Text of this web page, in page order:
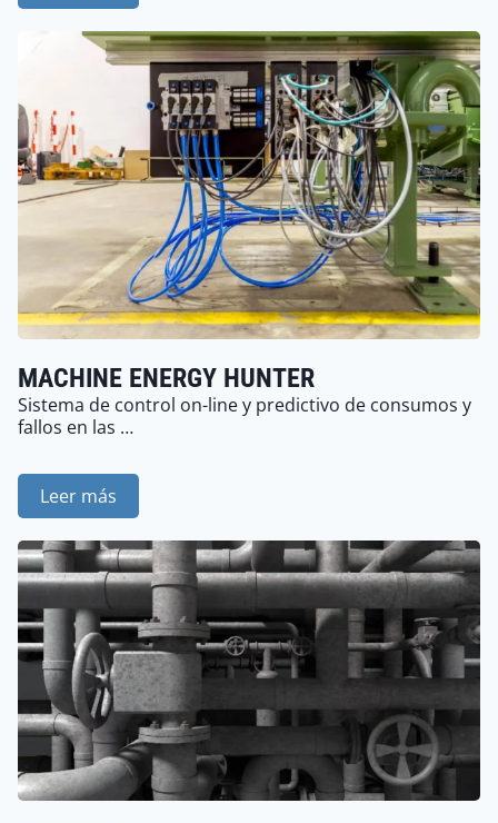
MACHINE ENERGY HUNTER
Sistema de control on-line y predictivo de consumos y
fallos en las …
Leer más